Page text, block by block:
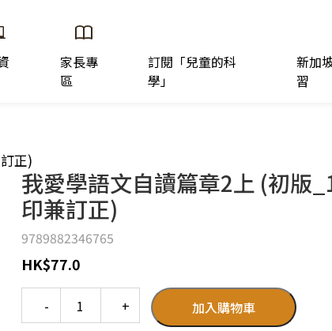
家長專
區
訂閱「兒童的科
學」
新加
習
正)
我愛學語文自讀篇章2上 (初版
印兼訂正)
9789882346765
HK$77.0
加入購物車